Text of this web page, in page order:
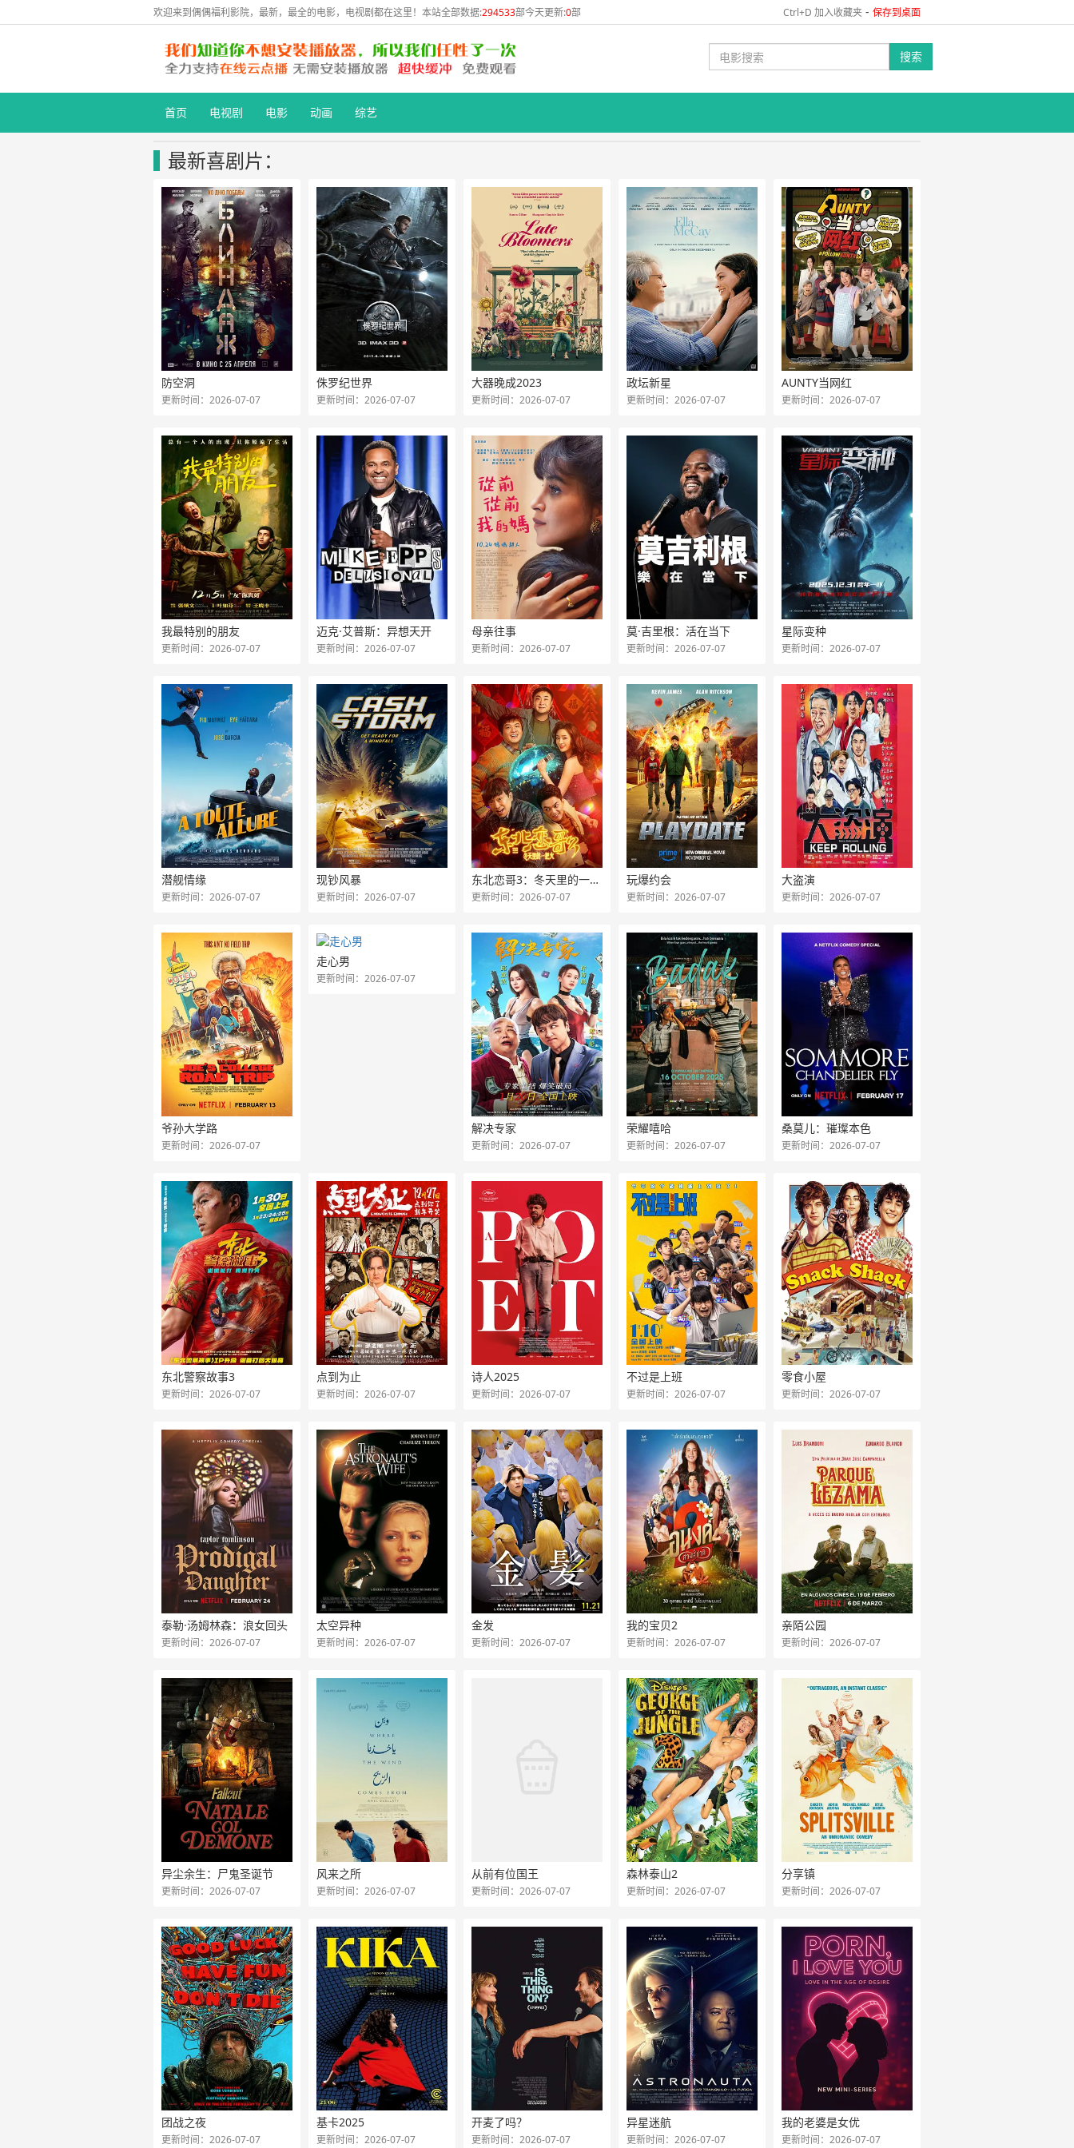
欢迎来到偶偶福利影院，最新，最全的电影，电视剧都在这里！本站全部数据:294533部今天更新:0部 Ctrl+D 加入收藏夹 - 保存到桌面
搜索
首页 电视剧 电影 动画 综艺
最新喜剧片：
防空洞
更新时间：2026-07-07
侏罗纪世界
更新时间：2026-07-07
大器晚成2023
更新时间：2026-07-07
政坛新星
更新时间：2026-07-07
AUNTY当网红
更新时间：2026-07-07
我最特别的朋友
更新时间：2026-07-07
迈克·艾普斯：异想天开
更新时间：2026-07-07
母亲往事
更新时间：2026-07-07
莫·吉里根：活在当下
更新时间：2026-07-07
星际变种
更新时间：2026-07-07
潜舰情缘
更新时间：2026-07-07
现钞风暴
更新时间：2026-07-07
东北恋哥3：冬天里的一把火
更新时间：2026-07-07
玩爆约会
更新时间：2026-07-07
大盗演
更新时间：2026-07-07
爷孙大学路
更新时间：2026-07-07
走心男
更新时间：2026-07-07
解决专家
更新时间：2026-07-07
荣耀嘻哈
更新时间：2026-07-07
桑莫儿：璀璨本色
更新时间：2026-07-07
东北警察故事3
更新时间：2026-07-07
点到为止
更新时间：2026-07-07
诗人2025
更新时间：2026-07-07
不过是上班
更新时间：2026-07-07
零食小屋
更新时间：2026-07-07
泰勒·汤姆林森：浪女回头
更新时间：2026-07-07
太空异种
更新时间：2026-07-07
金发
更新时间：2026-07-07
我的宝贝2
更新时间：2026-07-07
亲陌公园
更新时间：2026-07-07
异尘余生：尸鬼圣诞节
更新时间：2026-07-07
风来之所
更新时间：2026-07-07
从前有位国王
更新时间：2026-07-07
森林泰山2
更新时间：2026-07-07
分享镇
更新时间：2026-07-07
团战之夜
更新时间：2026-07-07
基卡2025
更新时间：2026-07-07
开麦了吗？
更新时间：2026-07-07
异星迷航
更新时间：2026-07-07
我的老婆是女优
更新时间：2026-07-07